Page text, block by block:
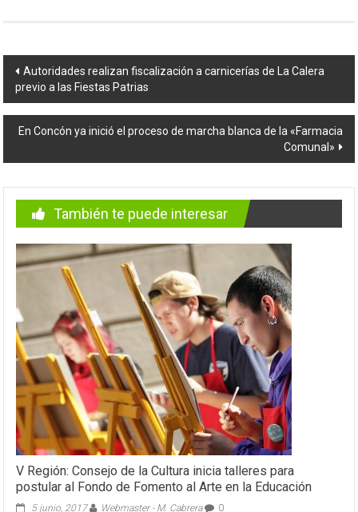
Navegación
de
entradas
Autoridades realizan fiscalización a carnicerías de La Calera
previo a las Fiestas Patrias
En Concón ya inició el proceso de marcha blanca de la «Farmacia
Comunal»
También te puede interesar
V Región: Consejo de la Cultura inicia talleres para
postular al Fondo de Fomento al Arte en la Educación
5 junio, 2017 Webmaster - M. Cabrera 0